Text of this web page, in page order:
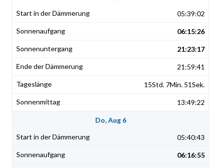
05:39:02
06:15:26
21:23:17
21:59:41
15Std. 7Min. 51Sek.
13:49:22
Do, Aug 6
05:40:43
06:16:55